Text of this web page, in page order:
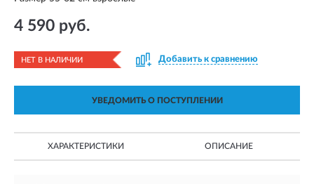
4 590 руб.
НЕТ В НАЛИЧИИ Добавить к сравнению
УВЕДОМИТЬ О ПОСТУПЛЕНИИ
ХАРАКТЕРИСТИКИ ОПИСАНИЕ